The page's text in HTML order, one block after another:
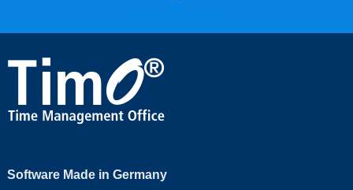
Software Made in Germany